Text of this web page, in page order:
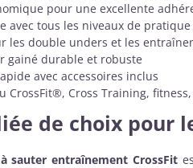
pour une excellente
avec tous les niveaux de pratique
les double unders et les
gainé durable et robuste
avec accessoires inclus
CrossFit®, Cross Training,
de choix pour
sauter entraînement CrossFit